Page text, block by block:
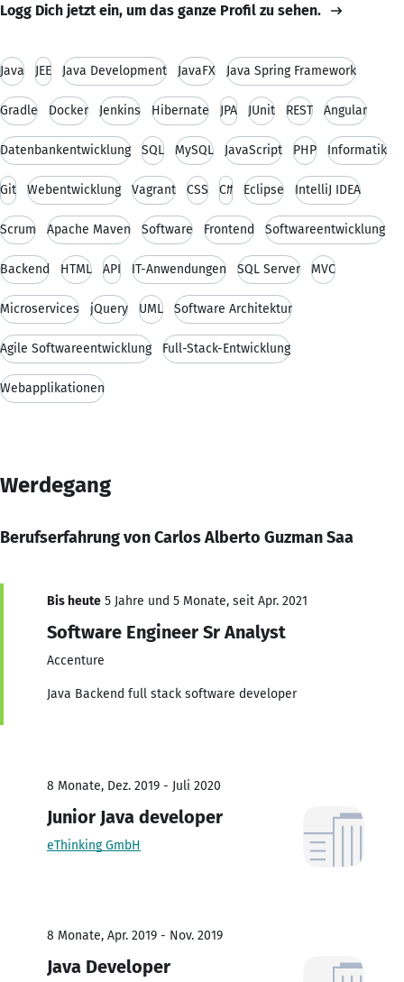
Logg Dich jetzt ein, um das ganze Profil zu sehen.
Java JEE Java Development JavaFX Java Spring Framework
Gradle Docker Jenkins Hibernate JPA JUnit REST Angular
Datenbankentwicklung SQL MySQL JavaScript PHP Informatik
Git Webentwicklung Vagrant CSS C# Eclipse IntelliJ IDEA
Scrum Apache Maven Software Frontend Softwareentwicklung
Backend HTML API IT-Anwendungen SQL Server MVC
Microservices jQuery UML Software Architektur
Agile Softwareentwicklung Full-Stack-Entwicklung
Webapplikationen
Werdegang
Berufserfahrung von Carlos Alberto Guzman Saa
Bis heute 5 Jahre und 5 Monate, seit Apr. 2021
Software Engineer Sr Analyst
Accenture
Java Backend full stack software developer
8 Monate, Dez. 2019 - Juli 2020
Junior Java developer
eThinking GmbH
8 Monate, Apr. 2019 - Nov. 2019
Java Developer